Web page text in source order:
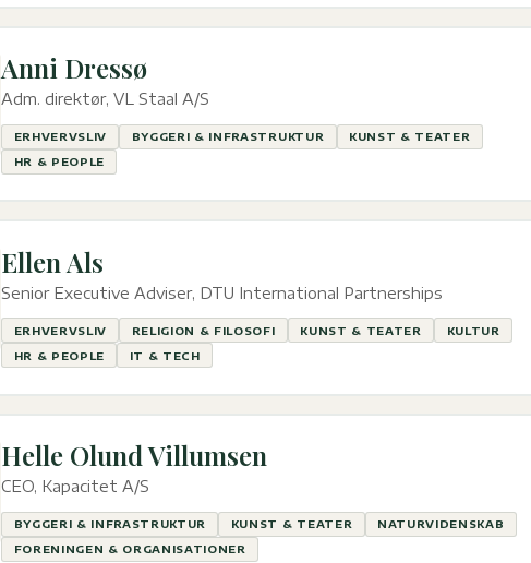
Anni Dressø
Adm. direktør, VL Staal A/S
ERHVERVSLIV BYGGERI & INFRASTRUKTUR
KUNST & TEATER
HR & PEOPLE
Ellen Als
Senior Executive Adviser, DTU International Partnerships
ERHVERVSLIV RELIGION & FILOSOFI KUNST & TEATER
KULTUR
HR & PEOPLE
IT & TECH
Helle Olund Villumsen
CEO, Kapacitet A/S
BYGGERI & INFRASTRUKTUR KUNST & TEATER
NATURVIDENSKAB
FORENINGEN & ORGANISATIONER